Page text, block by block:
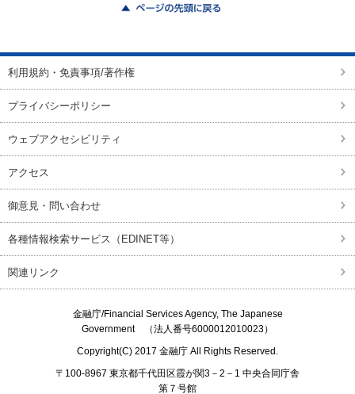
利用規約・免責事項/著作権
プライバシーポリシー
ウェブアクセシビリティ
アクセス
御意見・問い合わせ
各種情報検索サービス（EDINET等）
関連リンク
金融庁/Financial Services Agency, The Japanese
Government（法人番号6000012010023）
Copyright(C) 2017 金融庁 All Rights Reserved.
〒100-8967 東京都千代田区霞が関3－2－1 中央合同庁舎
第７号館